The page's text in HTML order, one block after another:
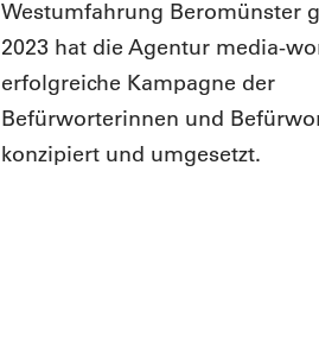
Westumfahrung Beromünster
2023 hat die Agentur media-
erfolgreiche Kampagne der
Befürworterinnen und
konzipiert und umgesetzt.